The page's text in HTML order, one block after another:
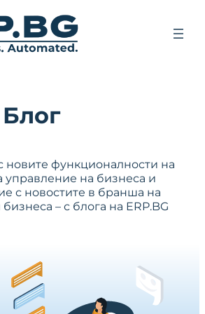
Блог
новите функционалности на
управление на бизнеса и
с новостите в бранша на
– с блога на ERP.BG